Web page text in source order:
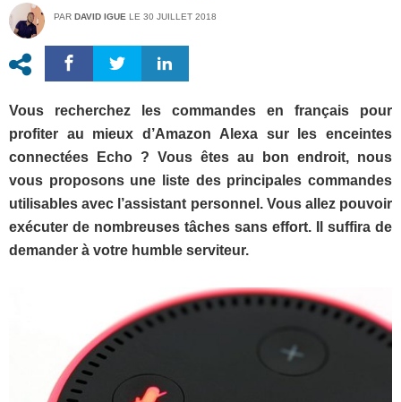
PAR DAVID IGUE LE 30 JUILLET 2018
Vous recherchez les commandes en français pour
profiter au mieux d’Amazon Alexa sur les enceintes
connectées Echo ? Vous êtes au bon endroit, nous
vous proposons une liste des principales commandes
utilisables avec l’assistant personnel. Vous allez pouvoir
exécuter de nombreuses tâches sans effort. Il suffira de
demander à votre humble serviteur.